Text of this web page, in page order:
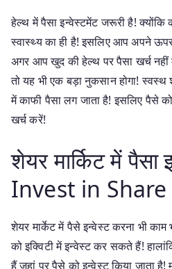
हेल्थ में पैसा इन्वेस्टमेंट जरूरी है! क्योंकि
स्वास्थ्य का ही है! इसलिए आप अपने
अगर आप खुद की हेल्थ पर पैसा खर्च नहीं
तो यह भी एक बड़ा नुकसान होगा! स्वस्थ
में काफी पैसा लग जाता है! इसलिए पैसे
खर्च करें!
शेयर मार्किट में पैसा
Invest in
शेयर मार्केट में पैसे इन्वेस्ट करना भी
को इक्विटी में इन्वेस्ट कर सकते हैं!
हैं जहां पर पैसे को इन्वेस्ट किया जाता है!